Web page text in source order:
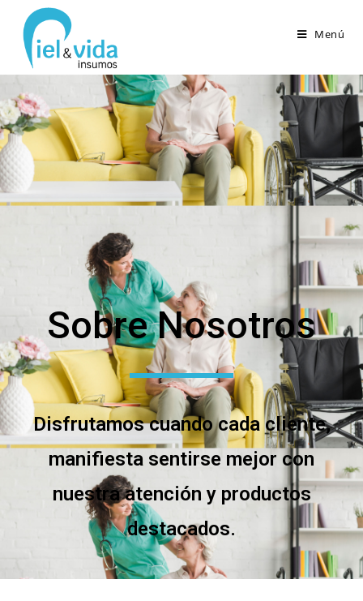
Menú
Nosotros
> Nosotros
Sobre Nosotros
Disfrutamos cuando cada cliente,
manifiesta sentirse mejor con
nuestra atención y productos
destacados.